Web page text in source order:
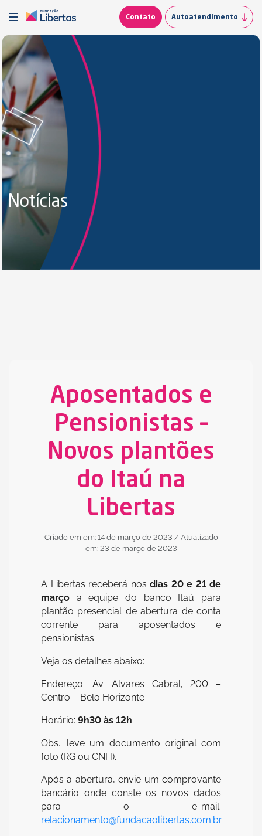
Contato Autoatendimento
Notícias
Aposentados e
Pensionistas –
Novos plantões
do Itaú na
Libertas
Criado em em: 14 de março de 2023 / Atualizado
em: 23 de março de 2023
A Libertas receberá nos dias 20 e 21 de
março a equipe do banco Itaú para
plantão presencial de abertura de conta
corrente para aposentados e
pensionistas.
Veja os detalhes abaixo:
Endereço: Av. Alvares Cabral, 200 –
Centro – Belo Horizonte
Horário: 9h30 às 12h
Obs.: leve um documento original com
foto (RG ou CNH).
Após a abertura, envie um comprovante
bancário onde conste os novos dados
para o e-mail:
relacionamento@fundacaolibertas.com.br